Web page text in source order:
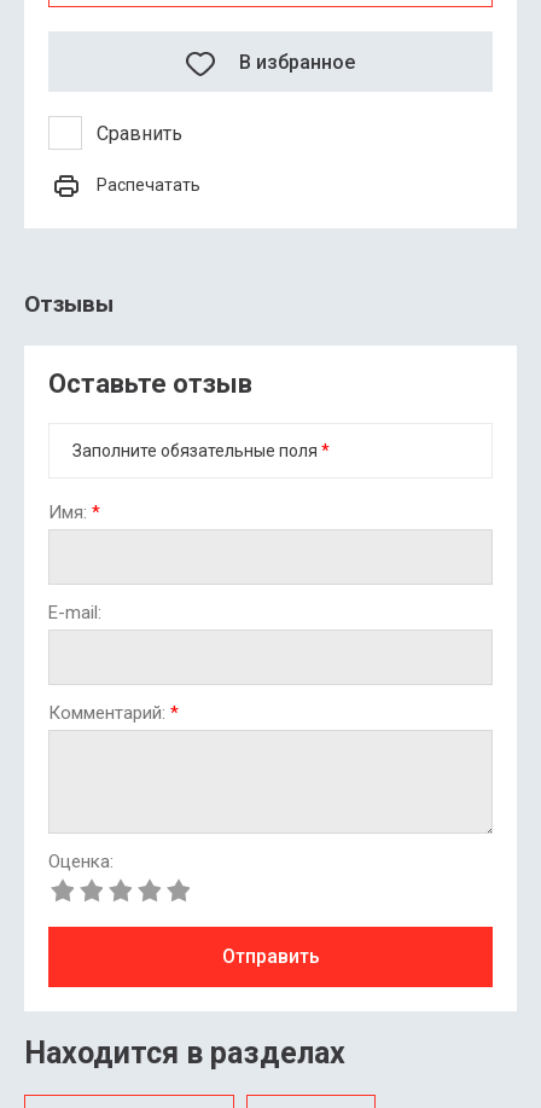
Сравнить
В избранное
Распечатать
Отзывы
Оставьте отзыв
Заполните обязательные поля *
Имя: *
E-mail:
Комментарий: *
Оценка:
Отправить
Находится в разделах